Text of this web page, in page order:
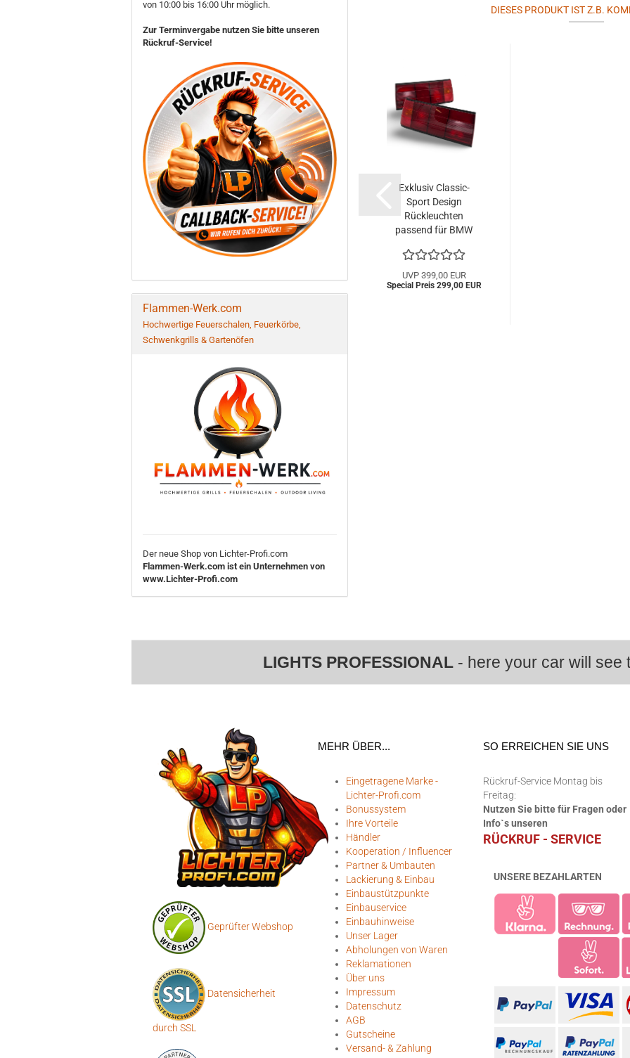
DIESES PRODUKT IST Z.B.
Exklusiv Classic-
Sport Design
Rückleuchten
passend für BMW
Limo, 2-Türer
(Coupe), Cabrio,...
UVP 399,00 EUR
Special Preis 299,00 EUR
von 10:00 bis 16:00 Uhr möglich.
Zur Terminvergabe nutzen Sie bitte unseren
Rückruf-Service!
Flammen-Werk.com
Hochwertige Feuerschalen, Feuerkörbe,
Schwenkgrills & Gartenöfen
Der neue Shop von Lichter-Profi.com
Flammen-Werk.com ist ein Unternehmen von
www.Lichter-Profi.com
LIGHTS PROFESSIONAL- here your car will see
Geprüfter Webshop
Datensicherheit
durch SSL
MEHR ÜBER...
Eingetragene Marke -
Lichter-Profi.com
Bonussystem
Ihre Vorteile
Händler
Kooperation / Influencer
Partner & Umbauten
Lackierung & Einbau
Einbaustützpunkte
Einbauservice
Einbauhinweise
Unser Lager
Abholungen von Waren
Reklamationen
Über uns
Impressum
Datenschutz
AGB
Gutscheine
Versand- & Zahlung
SO ERREICHEN SIE UNS
Rückruf-Service Montag bis
Freitag:
Nutzen Sie bitte für Fragen oder
Info`s unseren
RÜCKRUF - SERVICE
UNSERE BEZAHLARTEN